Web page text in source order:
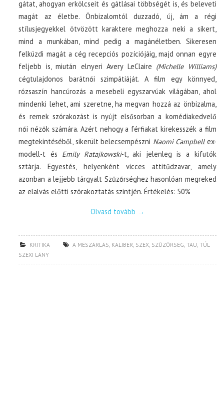
gátat, ahogyan erkölcseit és gátlásai többségét is, és beleveti
magát az életbe. Önbizalomtól duzzadó, új, ám a régi
stílusjegyekkel ötvözött karaktere meghozza neki a sikert,
mind a munkában, mind pedig a magánéletben. Sikeresen
felküzdi magát a cég recepciós pozíciójáig, majd onnan egyre
feljebb is, miután elnyeri Avery LeClaire (Michelle Williams)
cégtulajdonos barátnői szimpátiáját. A film egy könnyed,
rózsaszín hancúrozás a mesebeli egyszarvúak világában, ahol
mindenki lehet, ami szeretne, ha megvan hozzá az önbizalma,
és remek szórakozást is nyújt elsősorban a komédiakedvelő
női nézők számára. Azért nehogy a férfiakat kirekesszék a film
megtekintéséből, sikerült belecsempészni Naomi Campbellex-
modell-t és Emily Ratajkowski-t, aki jelenleg is a kifutók
sztárja. Egyestés, helyenként vicces attitűdzavar, amely
azonban a lejjebb tárgyalt Szűzőrséghez hasonlóan megreked
az elalvás előtti szórakoztatás szintjén. Értékelés: 50%
Olvasd tovább →
KRITIKA A MÉSZÁRLÁS, KALIBER, SZEX, SZŰZŐRSÉG,TAU,TÚL
SZEXI LÁNY